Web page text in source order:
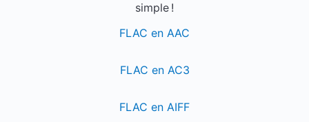
simple !
FLAC en AAC
FLAC en AC3
FLAC en AIFF